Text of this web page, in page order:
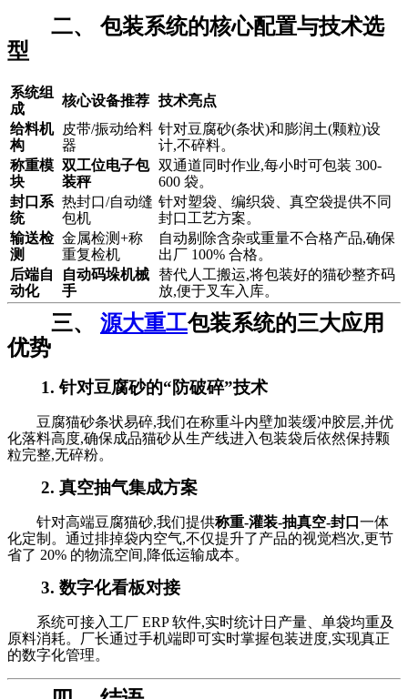
二、 包装系统的核心配置与技术选
型
系统组
成
核心设备推荐 技术亮点
给料机
构
皮带/振动给料
器
针对豆腐砂(条状)和膨润土(颗粒)设
计,不碎料。
称重模
块
双工位电子包
装秤
双通道同时作业,每小时可包装 300-
600 袋。
封口系
统
热封口/自动缝
包机
针对塑袋、编织袋、真空袋提供不同
封口工艺方案。
输送检
测
金属检测+称
重复检机
自动剔除含杂或重量不合格产品,确保
出厂 100% 合格。
后端自
动化
自动码垛机械
手
替代人工搬运,将包装好的猫砂整齐码
放,便于叉车入库。
三、 源大重工包装系统的三大应用
优势
1. 针对豆腐砂的“防破碎”技术
豆腐猫砂条状易碎,我们在称重斗内壁加装缓冲胶层,并优
化落料高度,确保成品猫砂从生产线进入包装袋后依然保持颗
粒完整,无碎粉。
2. 真空抽气集成方案
针对高端豆腐猫砂,我们提供称重-灌装-抽真空-封口 一体
化定制。通过排掉袋内空气,不仅提升了产品的视觉档次,更节
省了 20% 的物流空间,降低运输成本。
3. 数字化看板对接
系统可接入工厂 ERP 软件,实时统计日产量、单袋均重及
原料消耗。厂长通过手机端即可实时掌握包装进度,实现真正
的数字化管理。